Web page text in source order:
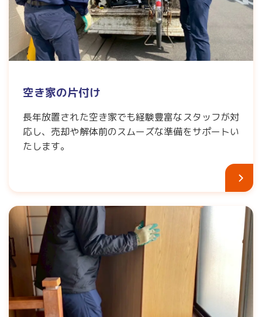
空き家の片付け
長年放置された空き家でも経験豊富なスタッフが対
応し、売却や解体前のスムーズな準備をサポートい
たします。